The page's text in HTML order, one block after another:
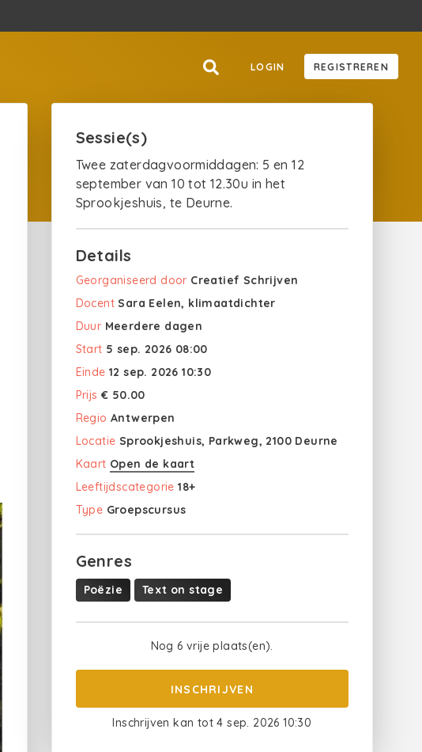
LOGIN REGISTREREN
Sessie(s)
Twee zaterdagvoormiddagen: 5 en 12
september van 10 tot 12.30u in het
Sprookjeshuis, te Deurne.
Details
Georganiseerd door Creatief Schrijven
Docent Sara Eelen, klimaatdichter
Duur Meerdere dagen
Start 5 sep. 2026 08:00
Einde 12 sep. 2026 10:30
Prijs € 50.00
Regio Antwerpen
Locatie Sprookjeshuis, Parkweg, 2100 Deurne
Kaart Open de kaart
Leeftijdscategorie 18+
Type Groepscursus
Genres
Poëzie Text on stage
Nog 6 vrije plaats(en).
INSCHRIJVEN
Inschrijven kan tot 4 sep. 2026 10:30